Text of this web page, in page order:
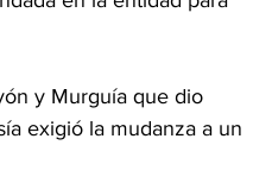
y Murguía que dio
exigió la mudanza a un